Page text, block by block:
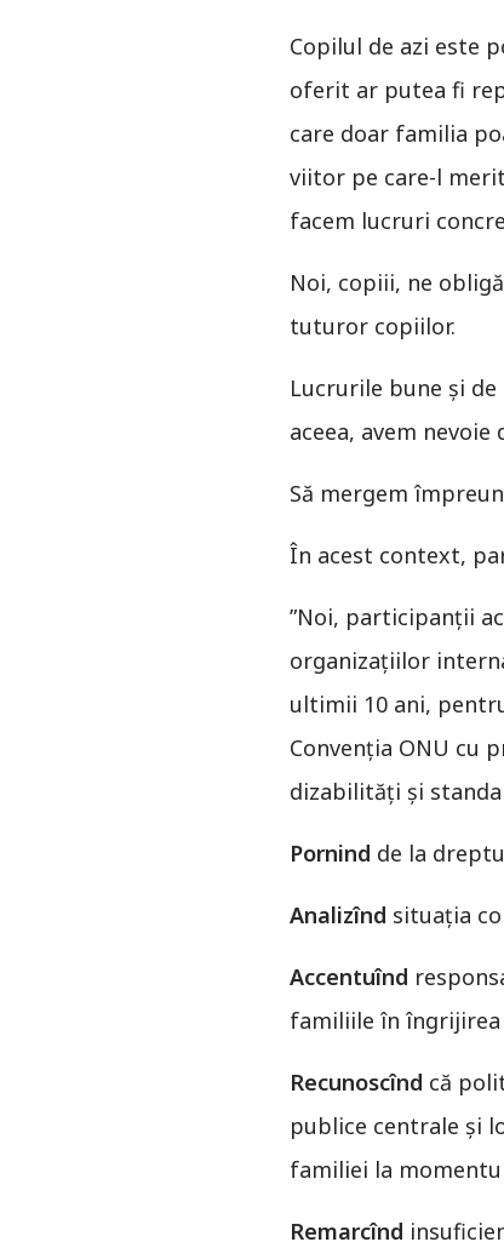
Copilul de azi este
oferit ar putea fi
care doar familia
viitor pe care-l
facem lucruri
Noi, copiii, ne
tuturor copiilor.
Lucrurile bune și
aceea, avem
Să mergem
În acest context,
”Noi, participanții
organizațiilor
ultimii 10 ani,
Convenția ONU cu
dizabilități și
Pornind de la
Analizînd situația
Accentuînd
familiile în îngrijirea
Recunoscînd că
publice centrale și
familiei la
Remarcînd